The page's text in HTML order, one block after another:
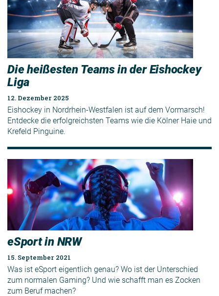
Die heißesten Teams in der Eishockey
Liga
12. Dezember 2025
Eishockey in Nordrhein-Westfalen ist auf dem Vormarsch!
Entdecke die erfolgreichsten Teams wie die Kölner Haie und
Krefeld Pinguine.
eSport in NRW
15. September 2021
Was ist eSport eigentlich genau? Wo ist der Unterschied
zum normalen Gaming? Und wie schafft man es Zocken
zum Beruf machen?